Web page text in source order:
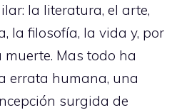
la literatura, el arte,
la filosofía, la vida y, por
Mas todo ha
errata humana, una
surgida de